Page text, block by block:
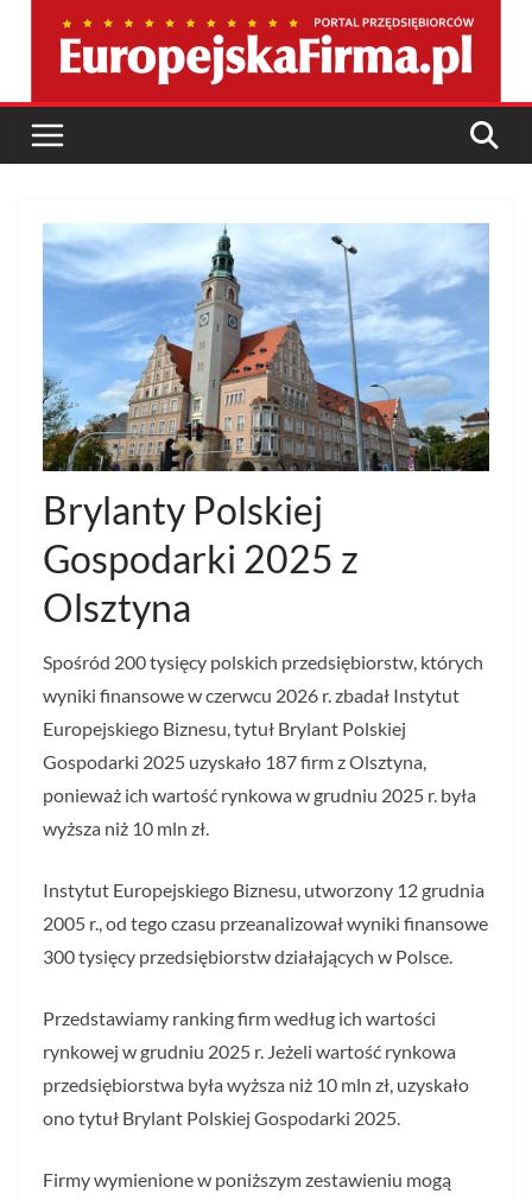
Brylanty Polskiej
Gospodarki 2025 z
Olsztyna
Spośród 200 tysięcy polskich przedsiębiorstw, których
wyniki finansowe w czerwcu 2026 r. zbadał Instytut
Europejskiego Biznesu, tytuł Brylant Polskiej
Gospodarki 2025 uzyskało 187 firm z Olsztyna,
ponieważ ich wartość rynkowa w grudniu 2025 r. była
wyższa niż 10 mln zł.
Instytut Europejskiego Biznesu, utworzony 12 grudnia
2005 r., od tego czasu przeanalizował wyniki finansowe
300 tysięcy przedsiębiorstw działających w Polsce.
Przedstawiamy ranking firm według ich wartości
rynkowej w grudniu 2025 r. Jeżeli wartość rynkowa
przedsiębiorstwa była wyższa niż 10 mln zł, uzyskało
ono tytuł Brylant Polskiej Gospodarki 2025.
Firmy wymienione w poniższym zestawieniu mogą